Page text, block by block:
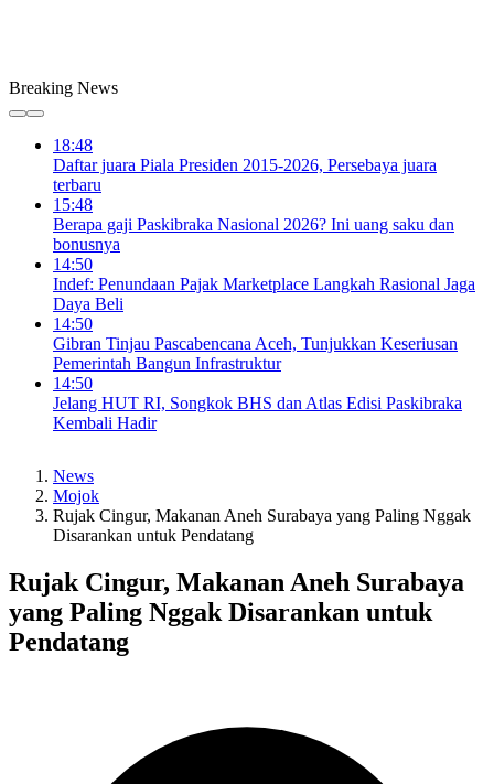
Breaking News
18:48
Daftar juara Piala Presiden 2015-2026, Persebaya juara
terbaru
15:48
Berapa gaji Paskibraka Nasional 2026? Ini uang saku dan
bonusnya
14:50
Indef: Penundaan Pajak Marketplace Langkah Rasional Jaga
Daya Beli
14:50
Gibran Tinjau Pascabencana Aceh, Tunjukkan Keseriusan
Pemerintah Bangun Infrastruktur
14:50
Jelang HUT RI, Songkok BHS dan Atlas Edisi Paskibraka
Kembali Hadir
News
Mojok
Rujak Cingur, Makanan Aneh Surabaya yang Paling Nggak
Disarankan untuk Pendatang
Rujak Cingur, Makanan Aneh Surabaya
yang Paling Nggak Disarankan untuk
Pendatang